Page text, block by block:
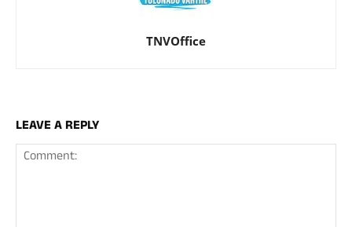
TNVOffice
LEAVE A REPLY